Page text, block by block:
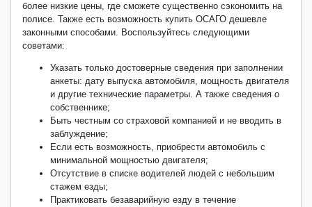
более низкие цены, где сможете существенно сэкономить на
полисе. Также есть возможность купить ОСАГО дешевле
законными способами. Воспользуйтесь следующими
советами:
Указать только достоверные сведения при заполнении
анкеты: дату выпуска автомобиля, мощность двигателя
и другие технические параметры. А также сведения о
собственнике;
Быть честным со страховой компанией и не вводить в
заблуждение;
Если есть возможность, приобрести автомобиль с
минимальной мощностью двигателя;
Отсутствие в списке водителей людей с небольшим
стажем езды;
Практиковать безаварийную езду в течение